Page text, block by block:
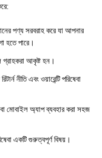
পণ্য সরবরাহ করে যা আপনার
হতে পারে।
গ্রাহকরা আকৃষ্ট হন।
নীতি এবং ওয়ারেন্টি পরিষেবা
মোবাইল অ্যাপ ব্যবহার করা সহজ
একটি গুরুত্বপূর্ণ বিষয়।